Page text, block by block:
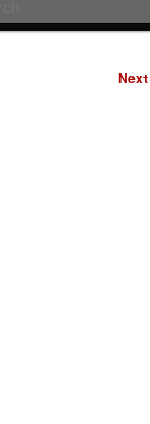
Next